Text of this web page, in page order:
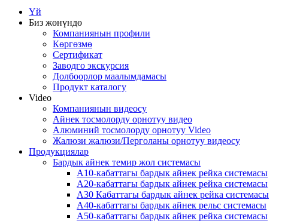
Үй
Биз жөнүндө
Компаниянын профили
Көргөзмө
Сертификат
Заводго экскурсия
Долбоорлор маалымдамасы
Продукт каталогу
Video
Компаниянын видеосу
Айнек тосмолорду орнотуу видео
Алюминий тосмолорду орнотуу Video
Жалюзи жалюзи/Перголаны орнотуу видеосу
Продукциялар
Бардык айнек темир жол системасы
A10-кабаттагы бардык айнек рейка системасы
A20-кабаттагы бардык айнек рейка системасы
A30 Кабаттагы бардык айнек рейка системасы
A40-кабаттагы бардык айнек рельс системасы
A50-кабаттагы бардык айнек рейка системасы